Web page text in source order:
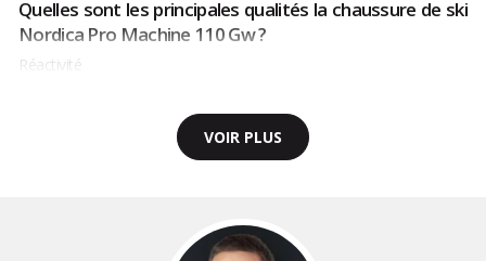
Quelles sont les principales qualités la chaussure de ski
Nordica Pro Machine 110 Gw ?
Réactivité
VOIR PLUS